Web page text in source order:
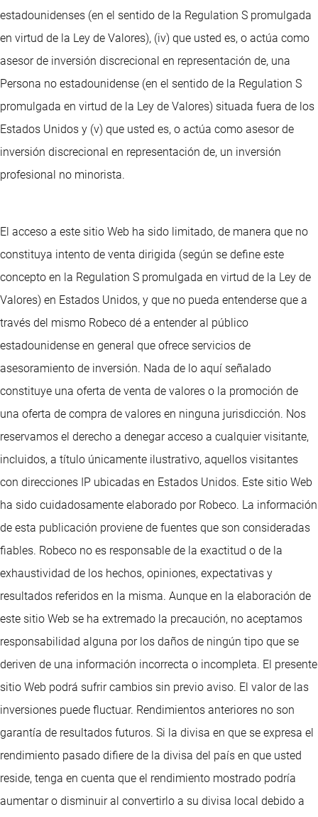
estadounidenses (en el sentido de la Regulation S promulgada
en virtud de la Ley de Valores), (iv) que usted es, o actúa como
asesor de inversión discrecional en representación de, una
Persona no estadounidense (en el sentido de la Regulation S
promulgada en virtud de la Ley de Valores) situada fuera de los
Estados Unidos y (v) que usted es, o actúa como asesor de
inversión discrecional en representación de, un inversión
profesional no minorista.
El acceso a este sitio Web ha sido limitado, de manera que no
constituya intento de venta dirigida (según se define este
concepto en la Regulation S promulgada en virtud de la Ley de
Valores) en Estados Unidos, y que no pueda entenderse que a
través del mismo Robeco dé a entender al público
estadounidense en general que ofrece servicios de
asesoramiento de inversión. Nada de lo aquí señalado
constituye una oferta de venta de valores o la promoción de
una oferta de compra de valores en ninguna jurisdicción. Nos
reservamos el derecho a denegar acceso a cualquier visitante,
incluidos, a título únicamente ilustrativo, aquellos visitantes
con direcciones IP ubicadas en Estados Unidos. Este sitio Web
ha sido cuidadosamente elaborado por Robeco. La información
de esta publicación proviene de fuentes que son consideradas
fiables. Robeco no es responsable de la exactitud o de la
exhaustividad de los hechos, opiniones, expectativas y
resultados referidos en la misma. Aunque en la elaboración de
este sitio Web se ha extremado la precaución, no aceptamos
responsabilidad alguna por los daños de ningún tipo que se
deriven de una información incorrecta o incompleta. El presente
sitio Web podrá sufrir cambios sin previo aviso. El valor de las
inversiones puede fluctuar. Rendimientos anteriores no son
garantía de resultados futuros. Si la divisa en que se expresa el
rendimiento pasado difiere de la divisa del país en que usted
reside, tenga en cuenta que el rendimiento mostrado podría
aumentar o disminuir al convertirlo a su divisa local debido a